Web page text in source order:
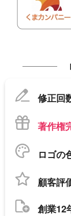
修正回
著作権
ロゴの
顧客評
創業12